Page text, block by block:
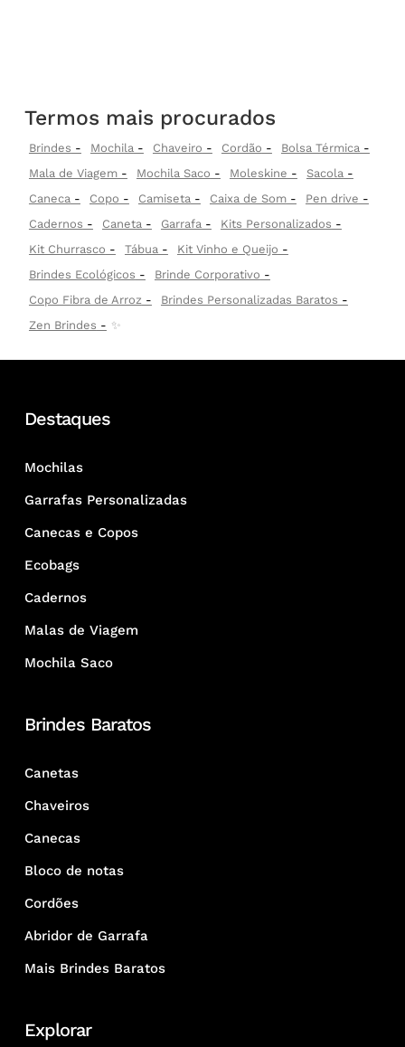
Termos mais procurados
Brindes Mochila Chaveiro Cordão
Bolsa Térmica
Mala de Viagem
Mochila Saco Moleskine
Sacola
Caneca
Copo Camiseta Caixa de Som
Pen drive
Cadernos
Caneta Garrafa
Kits Personalizados
Kit Churrasco
Tábua
Kit Vinho e Queijo
Brindes Ecológicos
Brinde Corporativo
Copo Fibra de Arroz
Brindes Personalizadas Baratos
Zen Brindes
✨
Destaques
Mochilas
Garrafas Personalizadas
Canecas e Copos
Ecobags
Cadernos
Malas de Viagem
Mochila Saco
Brindes Baratos
Canetas
Chaveiros
Canecas
Bloco de notas
Cordões
Abridor de Garrafa
Mais Brindes Baratos
Explorar